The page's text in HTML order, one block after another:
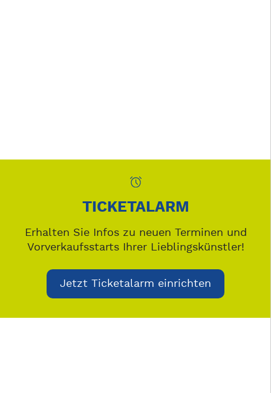
TICKETALARM
Erhalten Sie Infos zu neuen Terminen und
Vorverkaufsstarts Ihrer Lieblingskünstler!
Jetzt Ticketalarm einrichten